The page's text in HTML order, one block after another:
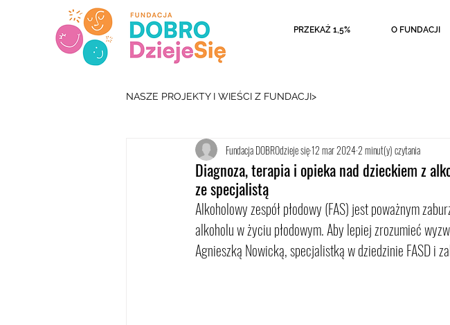
PRZEKAŻ 1,5% O FUNDACJI
NASZE PROJEKTY I WIEŚCI Z FUNDACJI>
Diagnoza, terapia i opieka nad dzieckiem z
ze specjalistą
Fundacja DOBROdzieje się12 mar 20242 minut(y) czytania
Alkoholowy zespół płodowy (FAS) jest poważnym
alkoholu w życiu płodowym. Aby lepiej zrozumieć
Agnieszką Nowicką, specjalistką w dziedzinie FASD i